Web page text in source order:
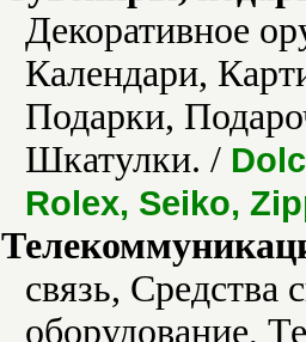
Декоративное
Календари,
Подарки,
Шкатулки. /
Rolex, Seiko,
связь, Средства
оборудование,